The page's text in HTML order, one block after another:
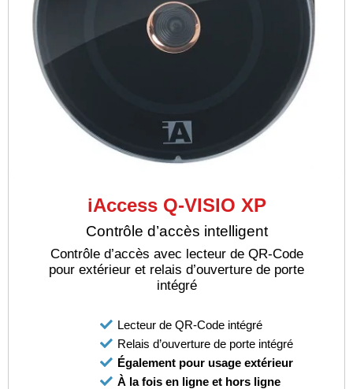
iAccess Q-VISIO XP
Contrôle d’accès intelligent
Contrôle d’accès avec lecteur de QR-Code
pour extérieur et relais d’ouverture de porte
intégré
Lecteur de QR-Code intégré
Relais d’ouverture de porte intégré
Également pour usage extérieur
À la fois en ligne et hors ligne